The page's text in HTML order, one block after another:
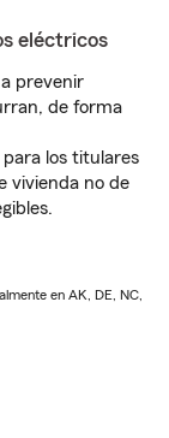
eléctricos
prevenir
de forma
para los titulares
vivienda no de
en AK, DE, NC,